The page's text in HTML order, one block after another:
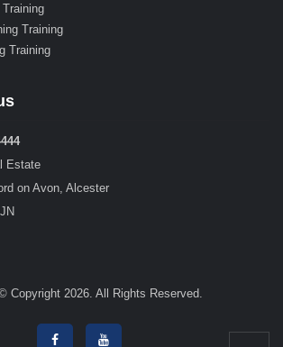
Training
Training
Estate
on Avon, Alcester
Copyright 2026. All Rights Reserved.